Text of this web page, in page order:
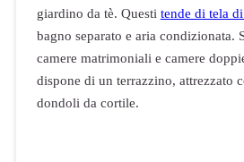
giardino da tè. Questi tende di tela
bagno separato e aria condizionata.
camere matrimoniali e camere
dispone di un terrazzino, attrezzato
dondoli da cortile.